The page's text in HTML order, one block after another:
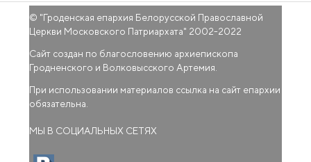
© "Гроденская епархия Белорусской Православной
Церкви Московского Патриархата" 2002-2022
Сайт создан по благословению архиепископа
Гродненского и Волковысского Артемия.
При использовании материалов ссылка на сайт епархии
обязательна.
МЫ В СОЦИАЛЬНЫХ СЕТЯХ